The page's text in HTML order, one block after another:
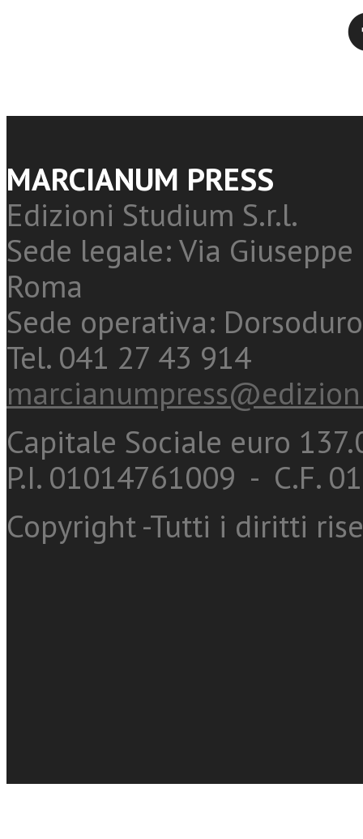
MARCIANUM PRESS
Edizioni Studium S.r.l.
Sede legale: Via
Roma
Sede operativa:
Tel. 041 27 43 914
Capitale Sociale euro
P.I. 01014761009 - C.F.
Copyright -Tutti i diritti